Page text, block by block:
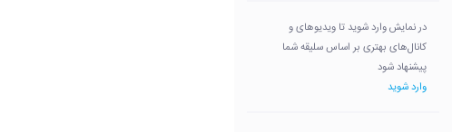
در نمایش وارد شوید تا ویدیوهای و
کانال‌های بهتری بر اساس سلیقه شما
پیشنهاد شود
وارد شوید